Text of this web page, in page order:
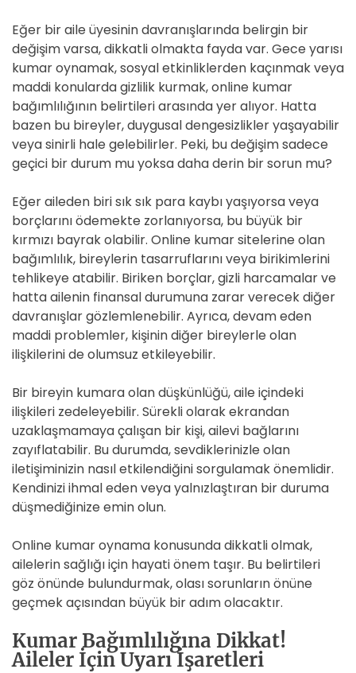
Eğer bir aile üyesinin davranışlarında belirgin bir
değişim varsa, dikkatli olmakta fayda var. Gece yarısı
kumar oynamak, sosyal etkinliklerden kaçınmak veya
maddi konularda gizlilik kurmak, online kumar
bağımlılığının belirtileri arasında yer alıyor. Hatta
bazen bu bireyler, duygusal dengesizlikler yaşayabilir
veya sinirli hale gelebilirler. Peki, bu değişim sadece
geçici bir durum mu yoksa daha derin bir sorun mu?
Eğer aileden biri sık sık para kaybı yaşıyorsa veya
borçlarını ödemekte zorlanıyorsa, bu büyük bir
kırmızı bayrak olabilir. Online kumar sitelerine olan
bağımlılık, bireylerin tasarruflarını veya birikimlerini
tehlikeye atabilir. Biriken borçlar, gizli harcamalar ve
hatta ailenin finansal durumuna zarar verecek diğer
davranışlar gözlemlenebilir. Ayrıca, devam eden
maddi problemler, kişinin diğer bireylerle olan
ilişkilerini de olumsuz etkileyebilir.
Bir bireyin kumara olan düşkünlüğü, aile içindeki
ilişkileri zedeleyebilir. Sürekli olarak ekrandan
uzaklaşmamaya çalışan bir kişi, ailevi bağlarını
zayıflatabilir. Bu durumda, sevdiklerinizle olan
iletişiminizin nasıl etkilendiğini sorgulamak önemlidir.
Kendinizi ihmal eden veya yalnızlaştıran bir duruma
düşmediğinize emin olun.
Online kumar oynama konusunda dikkatli olmak,
ailelerin sağlığı için hayati önem taşır. Bu belirtileri
göz önünde bulundurmak, olası sorunların önüne
geçmek açısından büyük bir adım olacaktır.
Kumar Bağımlılığına Dikkat!
Aileler İçin Uyarı İşaretleri